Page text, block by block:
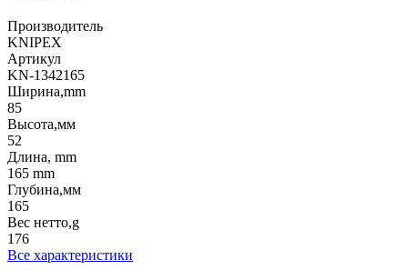
Производитель
KNIPEX
Артикул
KN-1342165
Ширина,mm
85
Высота,мм
52
Длина, mm
165 mm
Глубина,мм
165
Вес нетто,g
176
Все характеристики